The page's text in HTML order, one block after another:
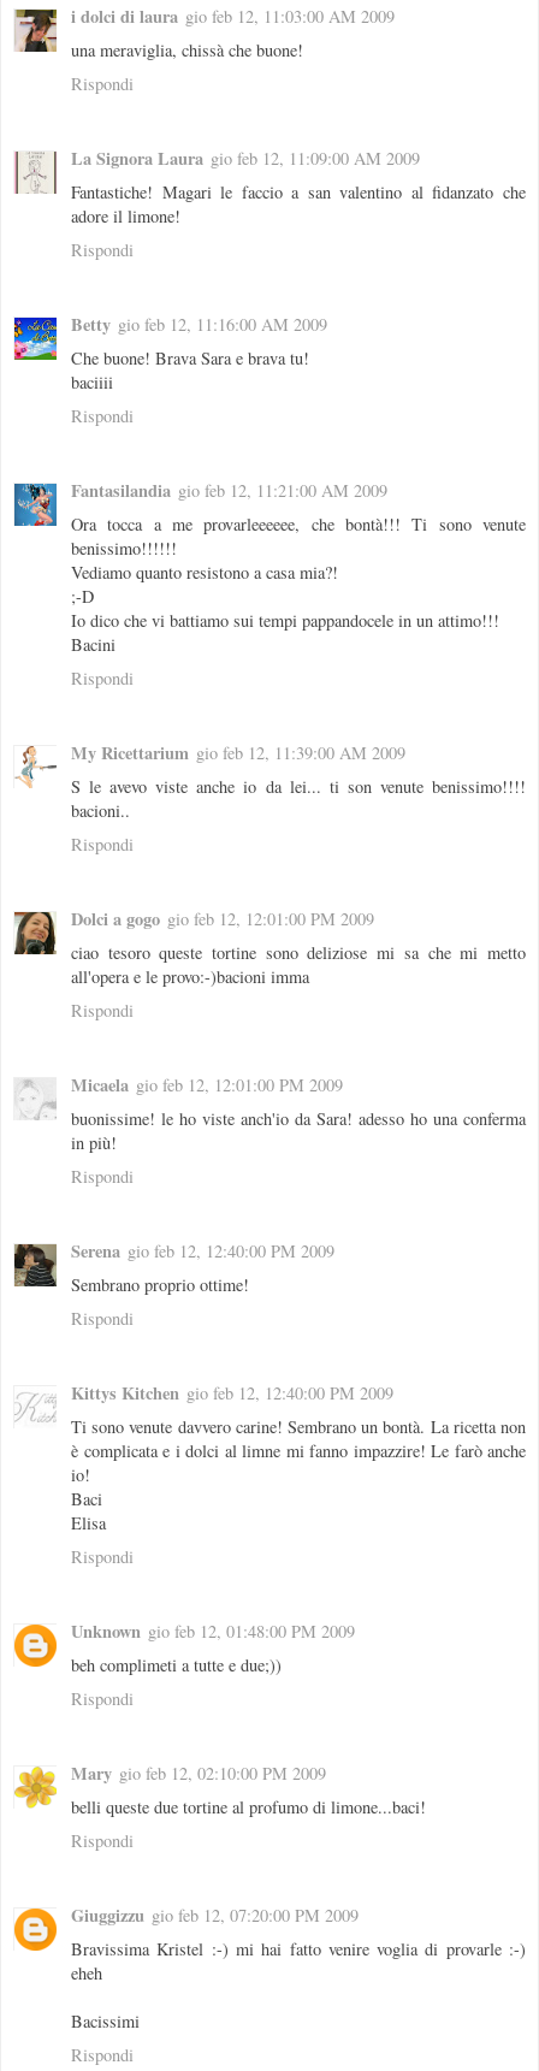
i dolci di laura gio feb 12, 11:03:00 AM 2009
una meraviglia, chissà che buone!
Rispondi
La Signora Laura gio feb 12, 11:09:00 AM 2009
Fantastiche! Magari le faccio a san valentino al fidanzato che
adore il limone!
Rispondi
Betty gio feb 12, 11:16:00 AM 2009
Che buone! Brava Sara e brava tu!
baciiii
Rispondi
Fantasilandia gio feb 12, 11:21:00 AM 2009
Ora tocca a me provarleeeeee, che bontà!!! Ti sono venute
benissimo!!!!!!
Vediamo quanto resistono a casa mia?!
;-D
Io dico che vi battiamo sui tempi pappandocele in un attimo!!!
Bacini
Rispondi
My Ricettarium gio feb 12, 11:39:00 AM 2009
S le avevo viste anche io da lei... ti son venute benissimo!!!!
bacioni..
Rispondi
Dolci a gogo gio feb 12, 12:01:00 PM 2009
ciao tesoro queste tortine sono deliziose mi sa che mi metto
all'opera e le provo:-)bacioni imma
Rispondi
Micaela gio feb 12, 12:01:00 PM 2009
buonissime! le ho viste anch'io da Sara! adesso ho una conferma
in più!
Rispondi
Serena gio feb 12, 12:40:00 PM 2009
Sembrano proprio ottime!
Rispondi
Kittys Kitchen gio feb 12, 12:40:00 PM 2009
Ti sono venute davvero carine! Sembrano un bontà. La ricetta non
è complicata e i dolci al limne mi fanno impazzire! Le farò anche
io!
Baci
Elisa
Rispondi
Unknown gio feb 12, 01:48:00 PM 2009
beh complimeti a tutte e due;))
Rispondi
Mary gio feb 12, 02:10:00 PM 2009
belli queste due tortine al profumo di limone...baci!
Rispondi
Giuggizzu gio feb 12, 07:20:00 PM 2009
Bravissima Kristel :-) mi hai fatto venire voglia di provarle :-)
eheh
Bacissimi
Rispondi